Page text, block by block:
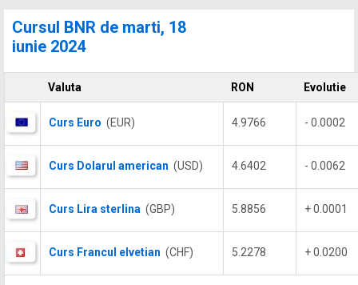
Cursul BNR de marti, 18
iunie 2024
Valuta RON Evolutie
Curs Euro (EUR) 4.9766 - 0.0002
Curs Dolarul american (USD) 4.6402 - 0.0062
Curs Lira sterlina (GBP) 5.8856 + 0.0001
Curs Francul elvetian (CHF) 5.2278 + 0.0200